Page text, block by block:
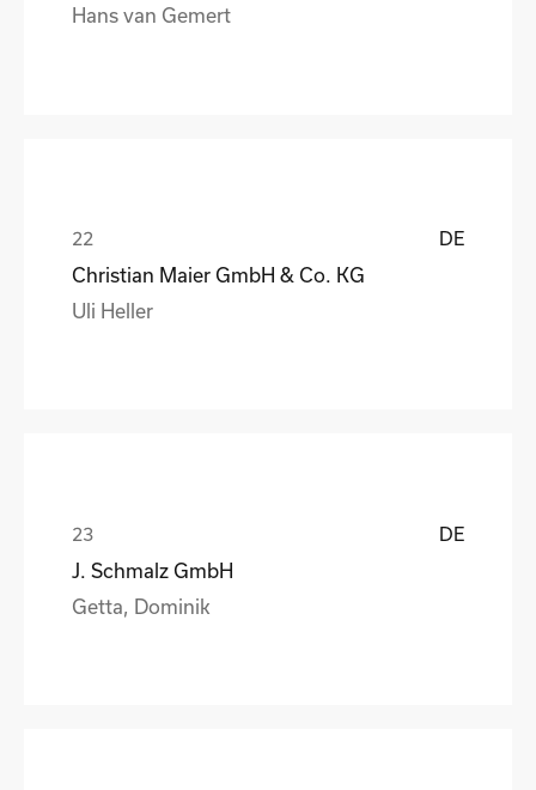
Hans van Gemert
DE
Christian Maier GmbH & Co. KG
Uli Heller
DE
J. Schmalz GmbH
Getta, Dominik